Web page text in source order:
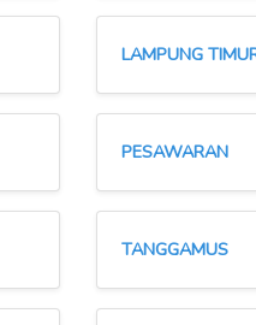
LAMPUNG
PESAWARAN
TANGGAMUS